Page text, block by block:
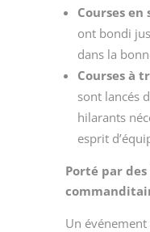
Courses en
ont bondi
dans la
Courses à
sont lancés
hilarants
esprit
Porté par
Un événement